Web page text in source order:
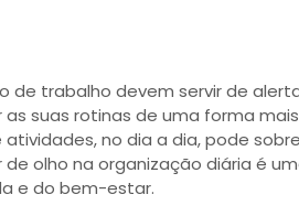
de trabalho devem servir de
suas rotinas de uma forma
atividades, no dia a dia, pode
de olho na organização diária é
e do bem-estar.